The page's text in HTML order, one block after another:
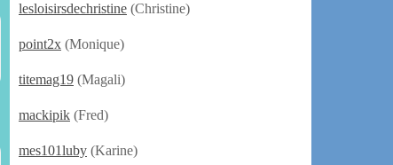
lesloisirsdechristine (Christine)
point2x (Monique)
titemag19 (Magali)
mackipik (Fred)
mes101luby (Karine)